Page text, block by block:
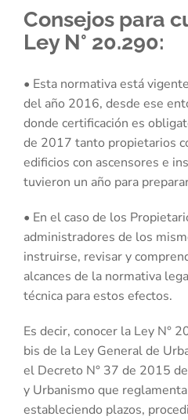
Consejos para
Ley N° 20.290:
• Esta normativa está
del año 2016, desde ese
donde certificación es
de 2017 tanto propietarios
edificios con ascensores e
tuvieron un año para
• En el caso de los
administradores de los
instruirse, revisar y
alcances de la normativa
técnica para estos efectos.
Es decir, conocer la Ley N°
bis de la Ley General de
el Decreto N° 37 de 2015
y Urbanismo que
estableciendo plazos,